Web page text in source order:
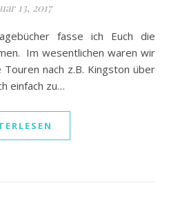
13, 2017
Im wesentlichen waren wir
nach z.B. Kingston über
einfach zu…